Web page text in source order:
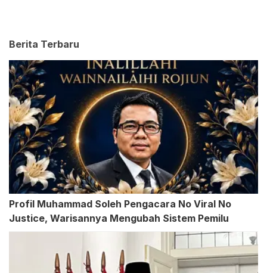
Berita Terbaru
Profil Muhammad Soleh Pengacara No Viral No
Justice, Warisannya Mengubah Sistem Pemilu